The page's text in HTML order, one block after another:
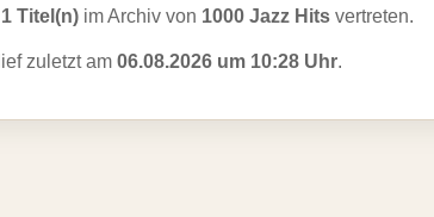
1 Titel(n) im Archiv von 1000 Jazz Hits vertreten.
lief zuletzt am 06.08.2026 um 10:28 Uhr.